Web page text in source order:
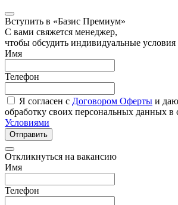
Вступить в «Базис Премиум»
С вами свяжется менеджер,
чтобы обсудить индивидуальные условия
Имя
Телефон
Я согласен с Договором Оферты и даю
обработку своих персональных данных в
Условиями
Отправить
Откликнуться на вакансию
Имя
Телефон